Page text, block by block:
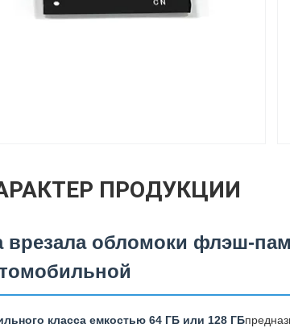
ПРОДУКЦИИ
врезала обломоки флэш-
класса емкостью 64 ГБ или 128 ГБ